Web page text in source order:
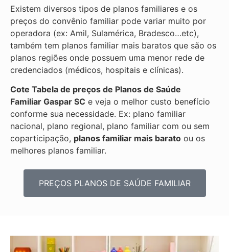
Existem diversos tipos de planos familiares e os
preços do convênio familiar pode variar muito por
operadora (ex: Amil, Sulamérica, Bradesco…etc),
também tem planos familiar mais baratos que são os
planos regiões onde possuem uma menor rede de
credenciados (médicos, hospitais e clínicas).
Cote Tabela de preços de Planos de Saúde
Familiar Gaspar SC e veja o melhor custo benefício
conforme sua necessidade. Ex: plano familiar
nacional, plano regional, plano familiar com ou sem
coparticipação, planos familiar mais barato ou os
melhores planos familiar.
PREÇOS PLANOS DE SAÚDE FAMILIAR